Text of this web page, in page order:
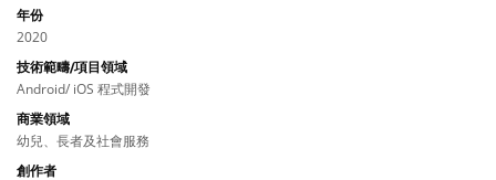
年份
2020
技術範疇/項目領域
Android/ iOS 程式開發
商業領域
幼兒、長者及社會服務
創作者